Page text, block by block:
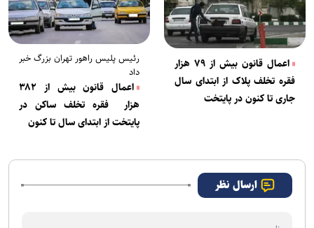
اعمال قانون بیش از ۷۹ هزار
فقره تخلف پلاک از ابتدای سال
جاری تا کنون در پایتخت
رئیس پلیس راهور تهران بزرگ خبر
داد
اعمال قانون بیش از ۳۸۲
هزار فقره تخلف ساکن در
پایتخت از ابتدای سال تا کنون
ارسال نظر